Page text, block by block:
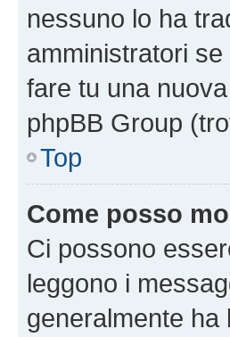
nessuno lo ha
amministratori
fare tu una
phpBB Group
Top
Come posso
Ci possono
leggono i
generalmente ha